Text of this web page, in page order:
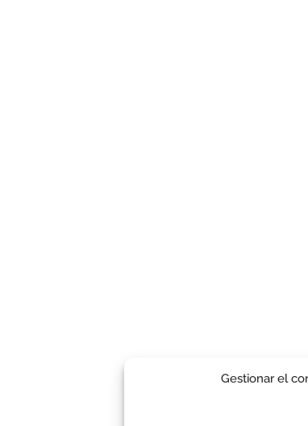
Gestionar el